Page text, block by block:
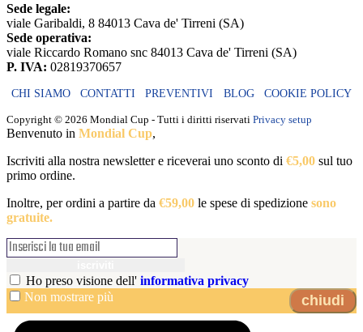
Sede legale:
viale Garibaldi, 8 84013 Cava de' Tirreni (SA)
Sede operativa:
viale Riccardo Romano snc 84013 Cava de' Tirreni (SA)
P. IVA: 02819370657
CHI SIAMO CONTATTI PREVENTIVI BLOG COOKIE POLICY
Copyright © 2026 Mondial Cup - Tutti i diritti riservati Privacy setup
Benvenuto in Mondial Cup,
Iscriviti alla nostra newsletter e riceverai uno sconto di €5,00 sul tuo
primo ordine.
Inoltre, per ordini a partire da €59,00 le spese di spedizione sono
gratuite.
Ho preso visione dell' informativa privacy
Non mostrare più
chiudi